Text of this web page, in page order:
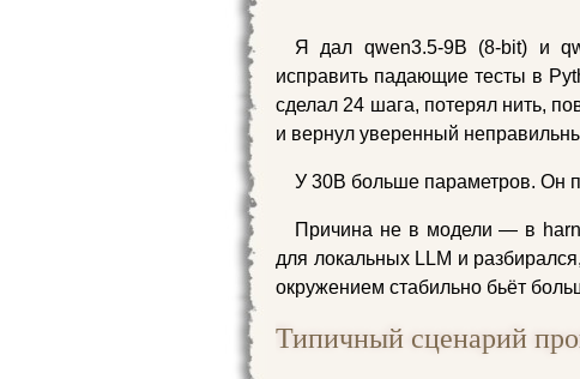
Я дал qwen3.5-9B (8-bit) и
исправить падающие тесты в
сделал 24 шага, потерял нить,
и вернул уверенный
У 30B больше параметров. Он
Причина не в модели — в
для локальных LLM и
окружением стабильно бьёт
Типичный сценарий